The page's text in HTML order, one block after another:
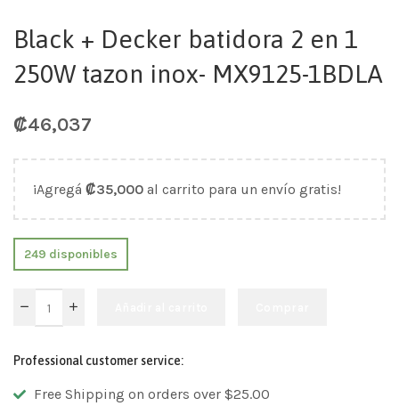
Black + Decker batidora 2 en 1
250W tazon inox- MX9125-1BDLA
₡46,037
¡Agregá ₡35,000 al carrito para un envío gratis!
249 disponibles
Professional customer service:
Free Shipping on orders over $25.00